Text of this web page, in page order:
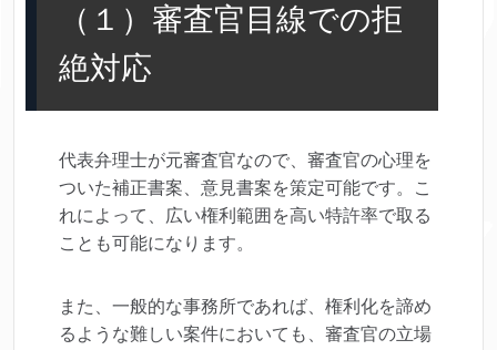
（１）審査官目線での拒
絶対応
代表弁理士が元審査官なので、審査官の心理を
ついた補正書案、意見書案を策定可能です。こ
れによって、広い権利範囲を高い特許率で取る
ことも可能になります。
また、一般的な事務所であれば、権利化を諦め
るような難しい案件においても、審査官の立場